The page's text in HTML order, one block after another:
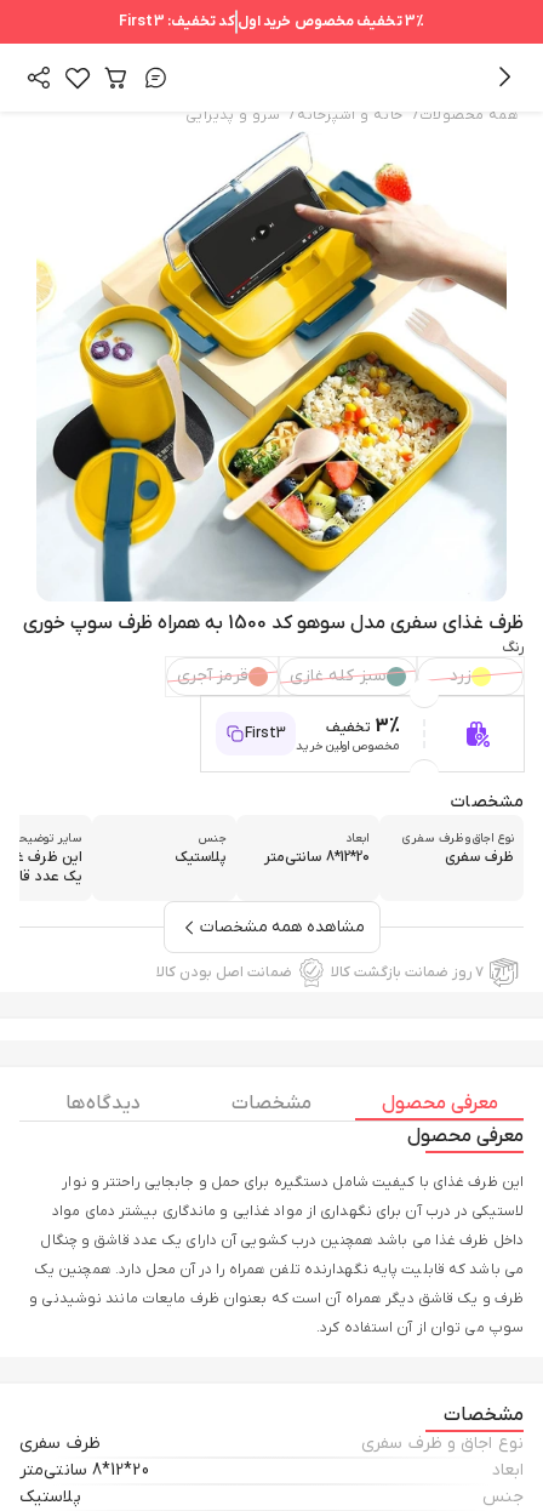
3%تخفیف مخصوص خرید اول کد تخفیف: First3
همه محصولات/ خانه و آشپزخانه / سرو و پذیرایی
ظرف غذای سفری مدل سوهو کد 1500 به همراه ظرف سوپ خوری
رنگ
زرد سبز کله غازی قرمز آجری
3% تخفیف
مخصوص اولین خرید
First3
مشخصات
نوع اجاق و ظرف سفری
ظرف سفری
ابعاد
20*12*8 سانتی‌متر
جنس
پلاستیک
سایر توضیحات
این ظرف
یک عدد
مشاهده همه مشخصات
۷ روز ضمانت بازگشت کالا ضمانت اصل بودن کالا
معرفی محصول مشخصات
دیدگاه ها
معرفی محصول
این ظرف غذای با کیفیت شامل دستگیره برای حمل و جابجایی راحتتر و نوار
لاستیکی در درب آن برای نگهداری از مواد غذایی و ماندگاری بیشتر دمای مواد
داخل ظرف غذا می باشد همچنین درب کشویی آن دارای یک عدد قاشق و چنگال
می باشد که قابلیت پایه نگهدارنده تلفن همراه را در آن محل دارد. همچنین یک
ظرف و یک قاشق دیگر همراه آن است که بعنوان ظرف مایعات مانند نوشیدنی و
سوپ می توان از آن استفاده کرد.
مشخصات
نوع اجاق و ظرف سفری
ظرف سفری
ابعاد
20*12*8 سانتی‌متر
جنس
پلاستیک